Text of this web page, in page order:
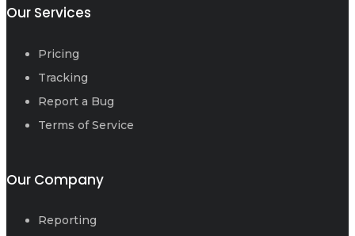
Our Services
Pricing
Tracking
Report a Bug
Terms of Service
Our Company
Reporting